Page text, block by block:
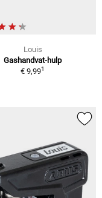
Louis
Gashandvat-hulp
€ 9,991